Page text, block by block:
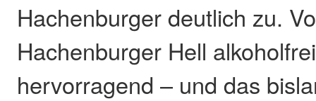
Hachenburger deutlich zu.
Hachenburger Hell
hervorragend – und das